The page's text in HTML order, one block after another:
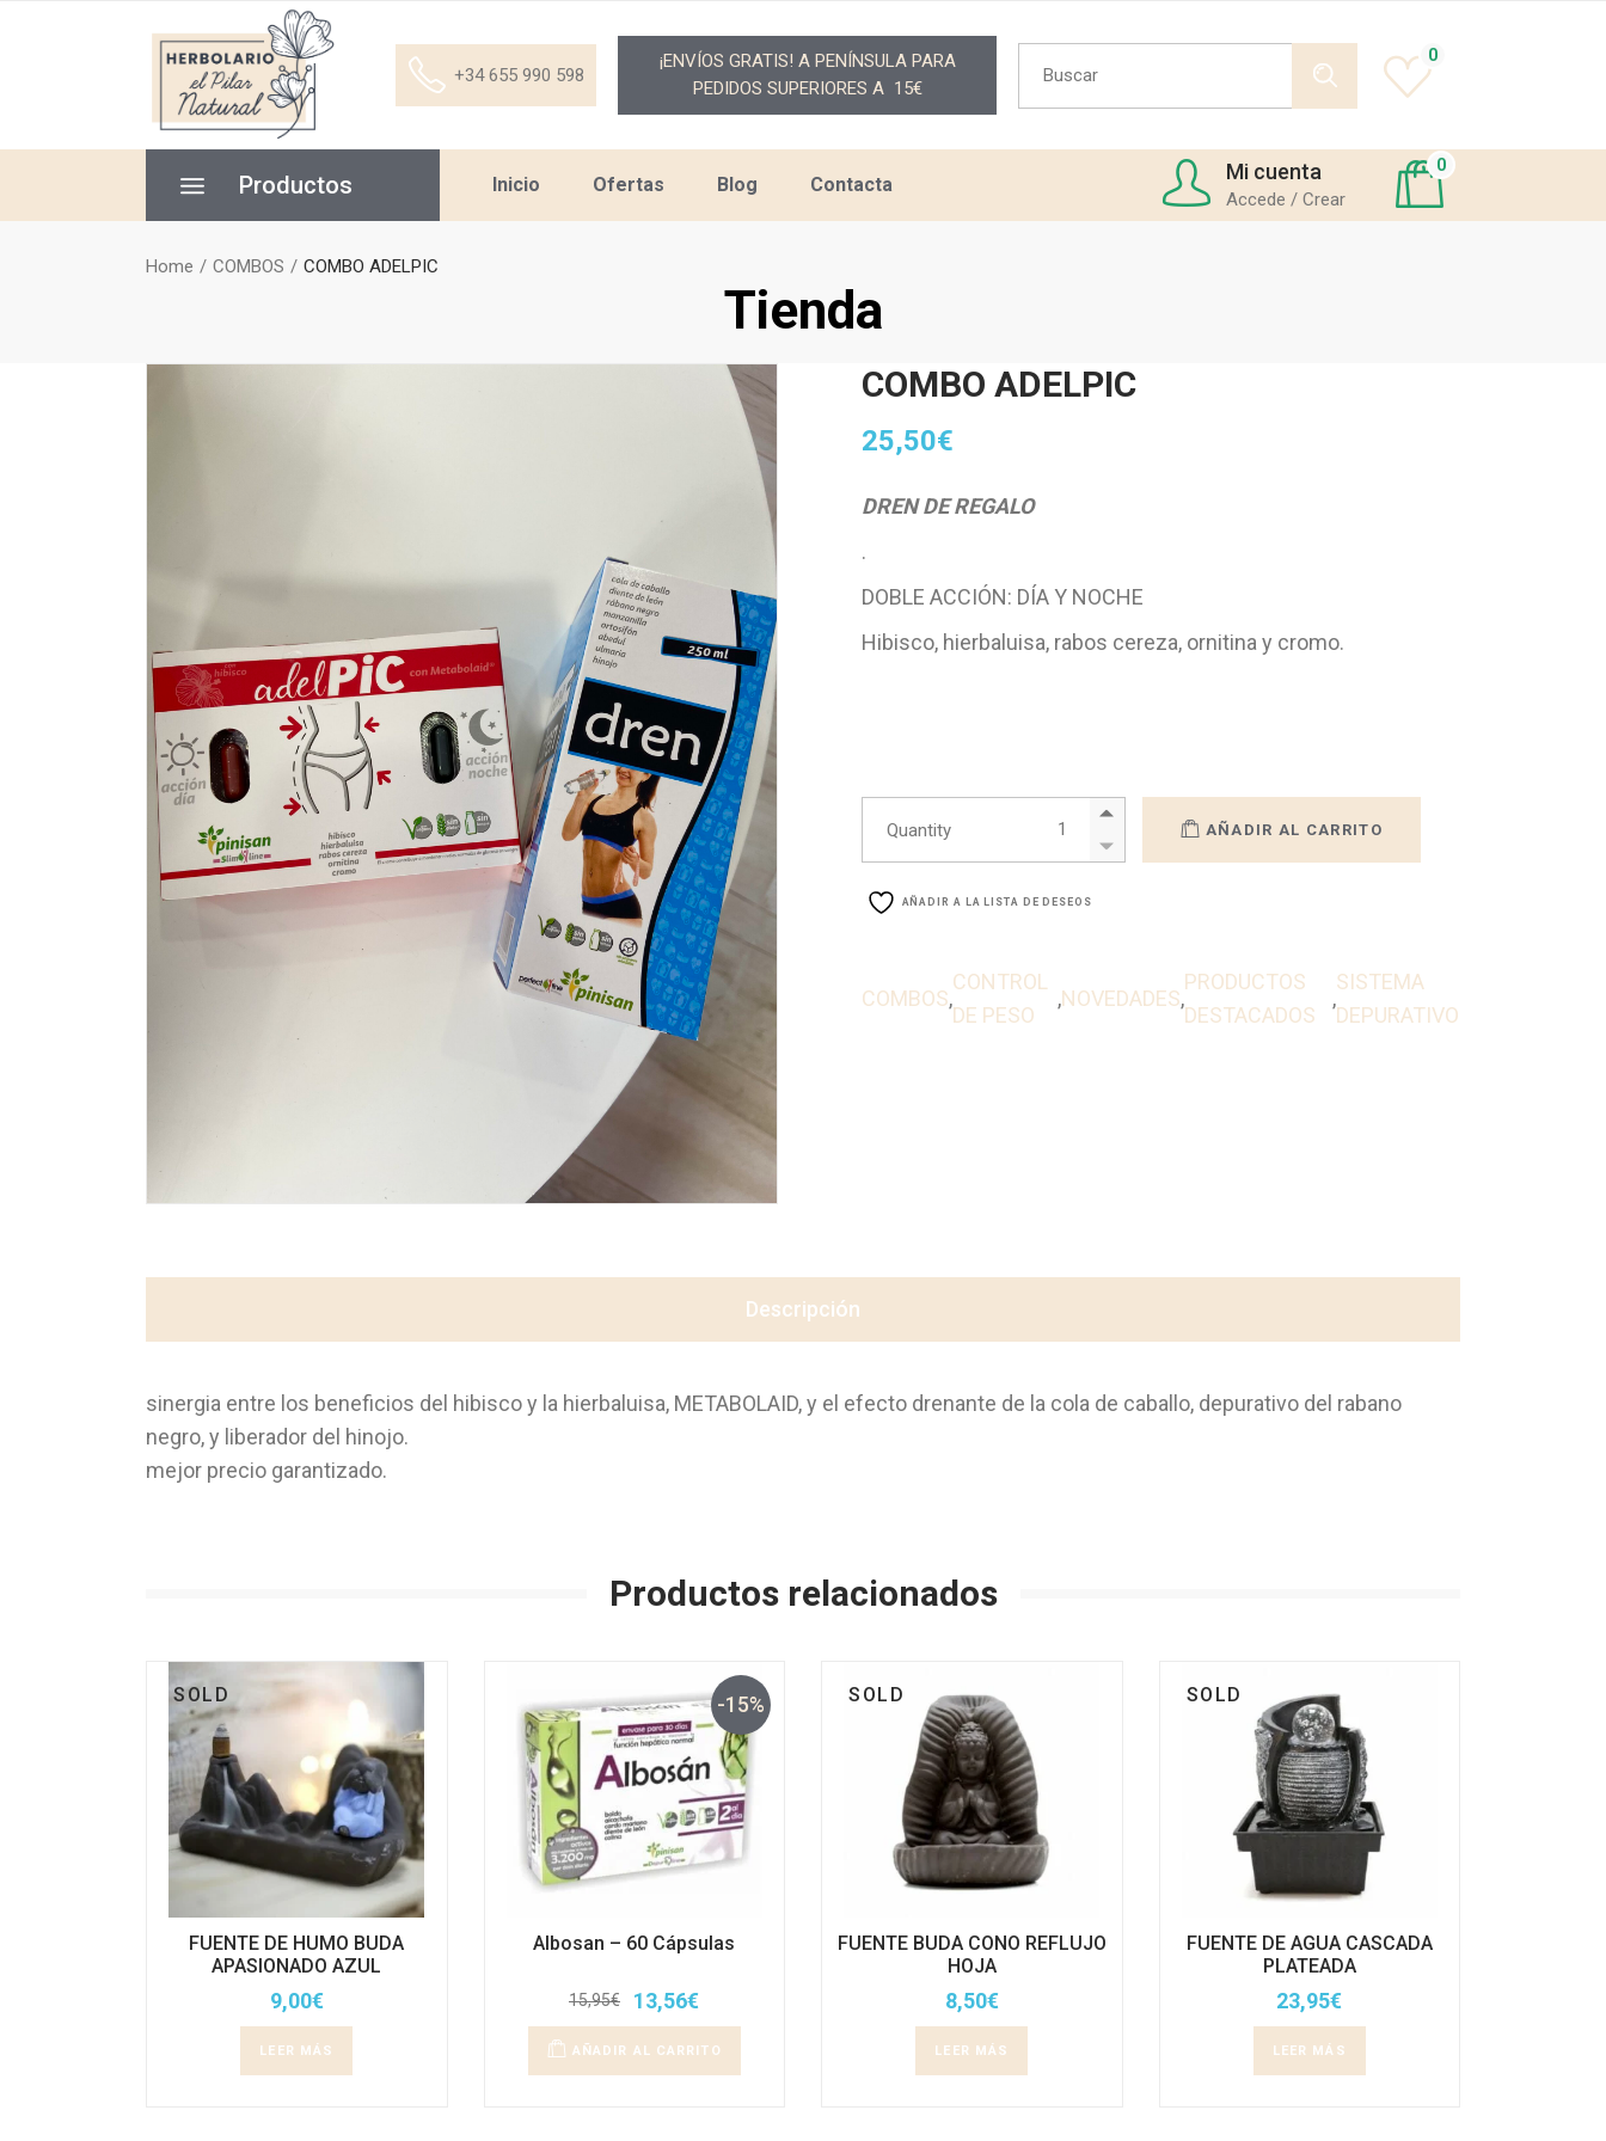
+34 655 990 598
¡ENVÍOS GRATIS! A PENÍNSULA PARA
PEDIDOS SUPERIORES A 15€
Search
for:
0
Productos Inicio Ofertas Blog Contacta
Mi cuenta
Accede / Crear
0
Tienda
Home COMBOS COMBO ADELPIC
COMBO ADELPIC
25,50€
DREN DE REGALO
.
DOBLE ACCIÓN: DÍA Y NOCHE
Hibisco, hierbaluisa, rabos cereza, ornitina y cromo.
Quantity
COMBO ADELPIC quantity
AÑADIR AL CARRITO
AÑADIR A LA LISTA DE DESEOS
COMBOS,
CONTROL
DE PESO
,NOVEDADES,
PRODUCTOS
DESTACADOS
,
SISTEMA
DEPURATIVO
Descripción
sinergia entre los beneficios del hibisco y la hierbaluisa, METABOLAID, y el efecto drenante de la cola de caballo, depurativo del rabano
negro, y liberador del hinojo.
mejor precio garantizado.
Productos relacionados
SOLD
FUENTE DE HUMO BUDA
APASIONADO AZUL
9,00€
LEER MÁS
-15%
Albosan – 60 Cápsulas
15,95€
El
precio
original
era:
13,56€
El
precio
actual
es:
AÑADIR AL CARRITO
SOLD
FUENTE BUDA CONO REFLUJO
HOJA
8,50€
LEER MÁS
SOLD
FUENTE DE AGUA CASCADA
PLATEADA
23,95€
LEER MÁS